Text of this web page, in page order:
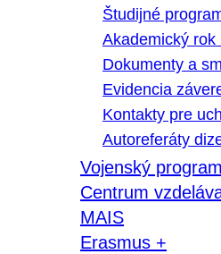
Študijné
Akademický rok
Dokumenty a
Evidencia
Kontakty pre
Autoreferáty
Vojenský program
Centrum
MAIS
Erasmus +